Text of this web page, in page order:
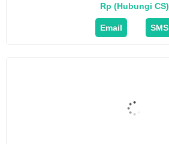
Rp (Hubungi CS)
Email SMS